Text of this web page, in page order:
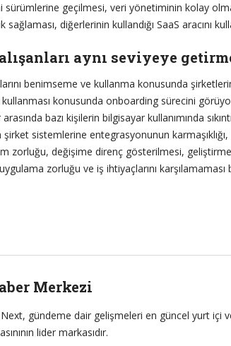
geçilmesi, veri yönetiminin kolay
sağlaması, diğerlerinin kullandığı SaaS aracını
aynı seviyeye
benimseme ve kullanma konusunda
kullanması konusunda onboarding sürecini
bazı kişilerin bilgisayar kullanımında
şirket sistemlerine entegrasyonunun
zorluğu, değişime direnç gösterilmesi,
zorluğu ve iş ihtiyaçlarını karşılamaması
Merkezi
gündeme dair gelişmeleri en güncel yurt içi
lider markasıdır.